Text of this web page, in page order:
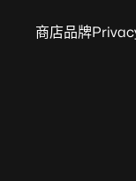
商店品牌